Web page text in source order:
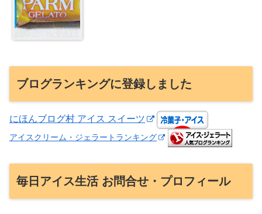
ブログランキングに登録しました
にほんブログ村 アイス スイーツ
アイスクリーム・ジェラートランキング
毎日アイス生活 お問合せ・プロフィール